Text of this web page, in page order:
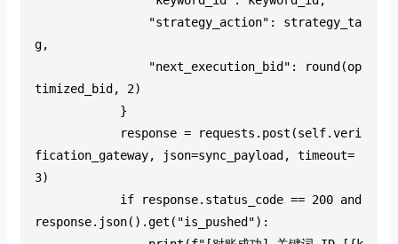
g,
timized_bid, 2)
}
fication_gateway, json=sync_payload, timeout=
3)
response.json().get("is_pushed"):